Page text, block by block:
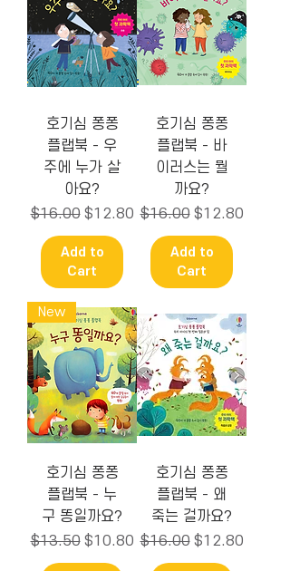
호기심 퐁퐁
플랩북 - 우
주에 누가 살
아요?
Regular Price
$16.00 Sale Price
$12.80
Add to
Cart
호기심 퐁퐁
플랩북 - 바
이러스는 뭘
까요?
Regular Price
$16.00 Sale Price
$12.80
Add to
Cart
New
호기심 퐁퐁
플랩북 - 누
구 똥일까요?
Regular Price
$13.50 Sale Price
$10.80
호기심 퐁퐁
플랩북 - 왜
죽는 걸까요?
Regular Price
$16.00 Sale Price
$12.80